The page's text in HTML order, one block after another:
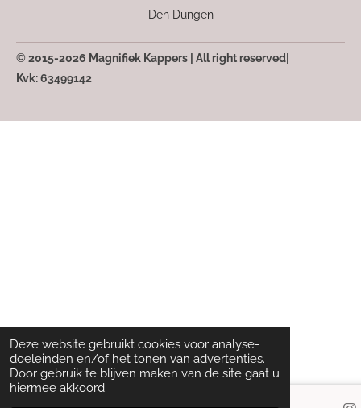
Deze website gebruikt cookies voor analyse-
doeleinden en/of het tonen van advertenties.
Door gebruik te blijven maken van de site gaat u
hiermee akkoord.
Den Dungen
© 2015-2026 Magnifiek Kappers | All right reserved|
Kvk: 63499142